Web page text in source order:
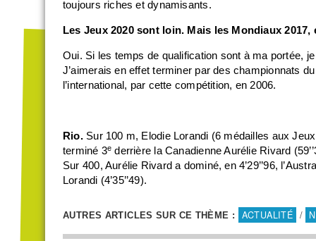
toujours riches et dynamisants.
Les Jeux 2020 sont loin. Mais les Mondiaux
Oui. Si les temps de qualification sont à ma portée,
J’aimerais en effet terminer par des championnats
l’international, par cette compétition, en 2006.
Rio. Sur 100 m, Elodie Lorandi (6 médailles aux
terminé 3e derrière la Canadienne Aurélie Rivard
Sur 400, Aurélie Rivard a dominé, en 4’29’’96,
Lorandi (4’35’’49).
AUTRES ARTICLES SUR CE THÈME : ACTUALITÉ /